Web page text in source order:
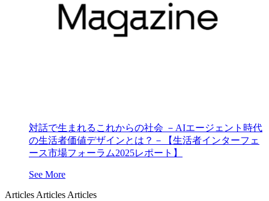
対話で生まれるこれからの社会 －AIエージェント時代
の生活者価値デザインとは？－【生活者インターフェ
ース市場フォーラム2025レポート】
See More
Articles Articles Articles